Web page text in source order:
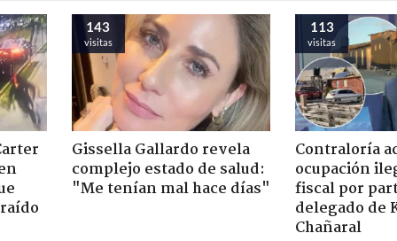
143
visitas
Gissella Gallardo revela
complejo estado de salud:
"Me tenían mal hace días"
113
visitas
Contraloría
ocupación
fiscal por
delegado de
Chañaral